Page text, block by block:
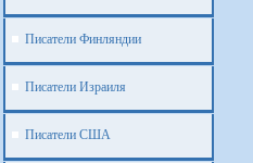
Писатели Финляндии
Писатели Израиля
Писатели США